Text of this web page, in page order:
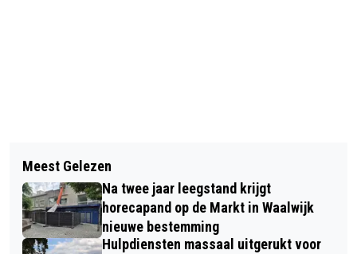
WAUW-FACTOR OP JAARLIJKSE
GALA-AVOND WILLEM VAN ORANJE
COLLEGE WAALWIJK
SLIMME ROBOT HELPT
OPERATIEKAMERS IN JBZ SNELLER
AAN EXTRA MATERIALEN
Meest Gelezen
Na twee jaar leegstand krijgt
horecapand op de Markt in Waalwijk
nieuwe bestemming
Hulpdiensten massaal uitgerukt voor